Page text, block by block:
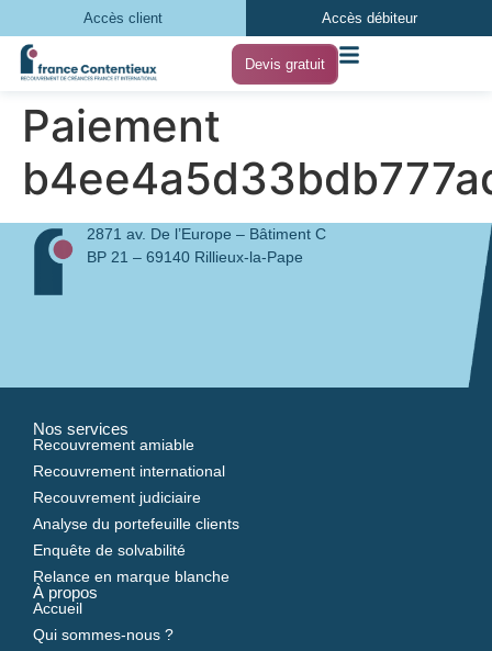
Accès client Accès débiteur
Devis gratuit
Paiement
2871 av. De l’Europe – Bâtiment C
BP 21 – 69140 Rillieux-la-Pape
Nos services
Recouvrement amiable
Recouvrement international
Recouvrement judiciaire
Analyse du portefeuille clients
Enquête de solvabilité
Relance en marque blanche
À propos
Accueil
Qui sommes-nous ?